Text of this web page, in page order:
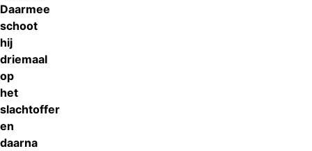
Daarmee
schoot
hij
driemaal
op
het
slachtoffer
en
daarna